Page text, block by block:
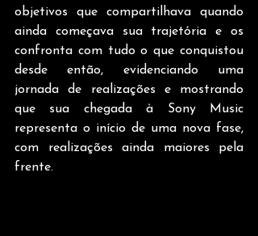
objetivos que compartilhava quando
ainda começava sua trajetória e os
confronta com tudo o que conquistou
desde então, evidenciando uma
jornada de realizações e mostrando
que sua chegada à Sony Music
representa o início de uma nova fase,
com realizações ainda maiores pela
frente.